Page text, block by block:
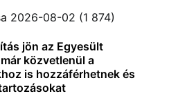
2026-08-02 (1 874)
jön az Egyesült
közvetlenül a
is hozzáférhetnek és